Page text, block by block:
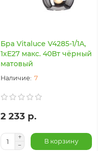
Бра Vitaluce V4285-1/1A,
1xE27 макс. 40Вт чёрный
матовый
7
2 233 р.
В корзину